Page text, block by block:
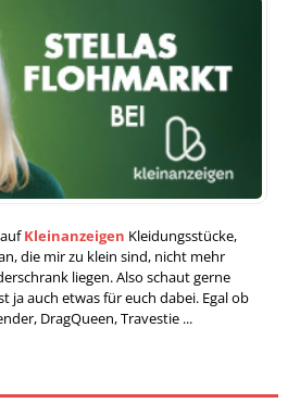
Kleinanzeigen Kleidungsstücke,
die mir zu klein sind, nicht mehr
liegen. Also schaut gerne
ja auch etwas für euch dabei. Egal ob
DragQueen, Travestie ...